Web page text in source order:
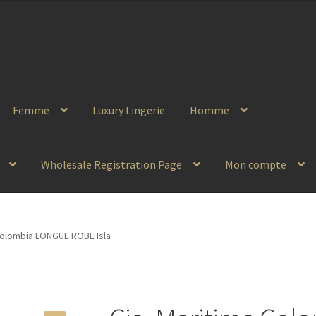
Femme Luxury Lingerie Homme
Wholesale Registration Page Mon compte
LONGUE ROBE Isla